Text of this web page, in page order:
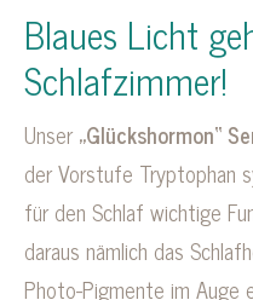
Blaues Licht
Schlafzimmer!
Unser „Glückshormon“
der Vorstufe Tryptophan
für den Schlaf wichtige
daraus nämlich das
Photo-Pigmente im Auge